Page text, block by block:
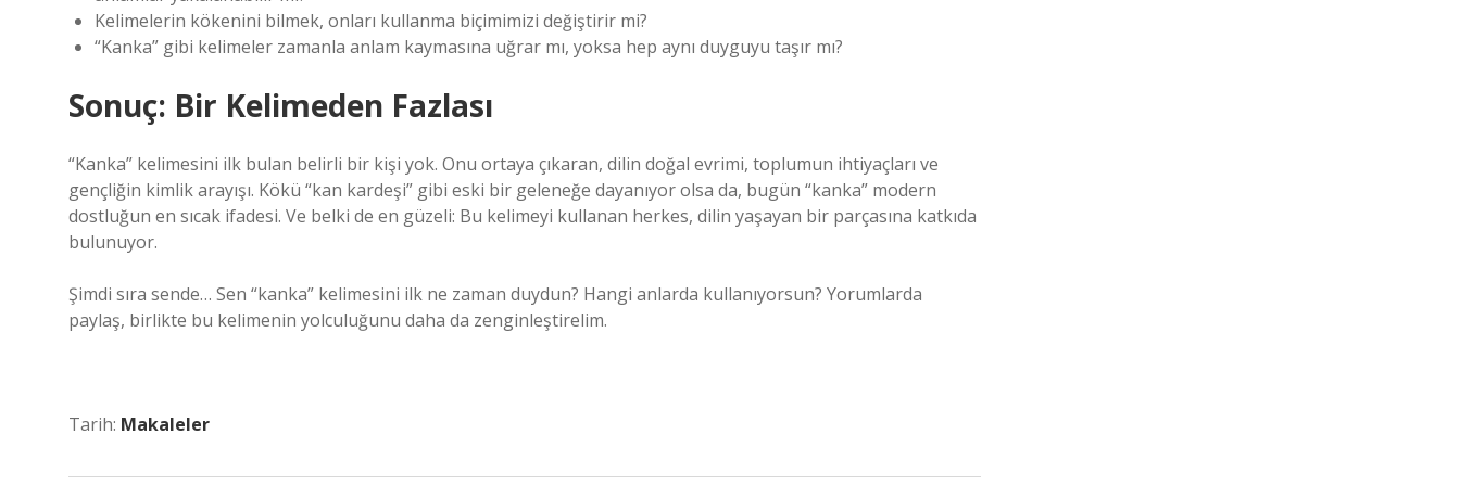
Kelimelerin kökenini bilmek, onları kullanma biçimimizi değiştirir mi?
“Kanka” gibi kelimeler zamanla anlam kaymasına uğrar mı, yoksa hep aynı duyguyu taşır mı?
Sonuç: Bir Kelimeden Fazlası
“Kanka” kelimesini ilk bulan belirli bir kişi yok. Onu ortaya çıkaran, dilin doğal evrimi, toplumun ihtiyaçları ve
gençliğin kimlik arayışı. Kökü “kan kardeşi” gibi eski bir geleneğe dayanıyor olsa da, bugün “kanka” modern
dostluğun en sıcak ifadesi. Ve belki de en güzeli: Bu kelimeyi kullanan herkes, dilin yaşayan bir parçasına katkıda
bulunuyor.
Şimdi sıra sende… Sen “kanka” kelimesini ilk ne zaman duydun? Hangi anlarda kullanıyorsun? Yorumlarda
paylaş, birlikte bu kelimenin yolculuğunu daha da zenginleştirelim.
Tarih: Makaleler